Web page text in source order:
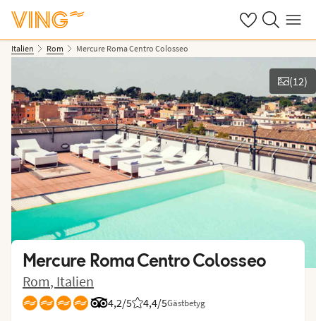
Se dinaSök på ving.se
Meny
Italien Rom Mercure Roma Centro Colosseo
Se bilder
(12)
Mercure Roma Centro Colosseo
Rom, Italien
4,2/5
Betyg från Tripadvisor: 4.2 of 5
4,4/5Gästbetyg
Betyg från Vings gäster: 4.357/5